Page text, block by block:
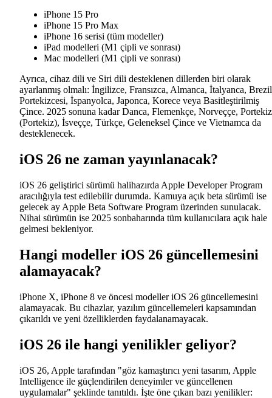
iPhone 15 Pro
iPhone 15 Pro Max
iPhone 16 serisi (tüm modeller)
iPad modelleri (M1 çipli ve sonrası)
Mac modelleri (M1 çipli ve sonrası)
Ayrıca, cihaz dili ve Siri dili desteklenen dillerden biri olarak
ayarlanmış olmalı: İngilizce, Fransızca, Almanca, İtalyanca,
Portekizcesi, İspanyolca, Japonca, Korece veya Basitleştirilmiş
Çince. 2025 sonuna kadar Danca, Flemenkçe, Norveççe,
(Portekiz), İsveççe, Türkçe, Geleneksel Çince ve Vietnamca da
desteklenecek.
iOS 26 ne zaman yayınlanacak?
iOS 26 geliştirici sürümü halihazırda Apple Developer Program
aracılığıyla test edilebilir durumda. Kamuya açık beta sürümü ise
gelecek ay Apple Beta Software Program üzerinden sunulacak.
Nihai sürümün ise 2025 sonbaharında tüm kullanıcılara açık hale
gelmesi bekleniyor.
Hangi modeller iOS 26 güncellemesini
alamayacak?
iPhone X, iPhone 8 ve öncesi modeller iOS 26 güncellemesini
alamayacak. Bu cihazlar, yazılım güncellemeleri kapsamından
çıkarıldı ve yeni özelliklerden faydalanamayacak.
iOS 26 ile hangi yenilikler geliyor?
iOS 26, Apple tarafından "göz kamaştırıcı yeni tasarım, Apple
Intelligence ile güçlendirilen deneyimler ve güncellenen
uygulamalar" şeklinde tanıtıldı. İşte öne çıkan bazı yenilikler: